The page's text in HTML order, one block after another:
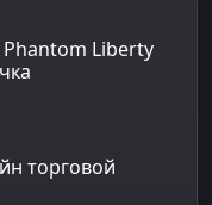
Liberty
торговой